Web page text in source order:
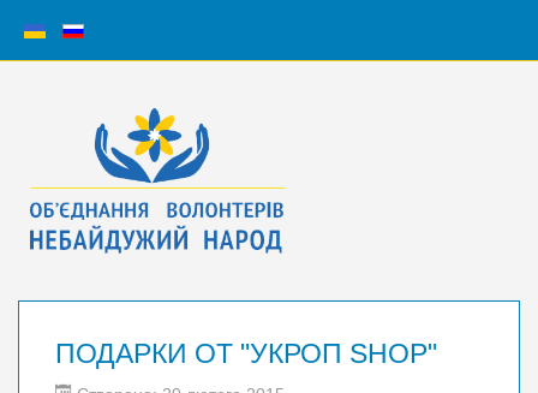
ПОДАРКИ ОТ "УКРОП SHOP"